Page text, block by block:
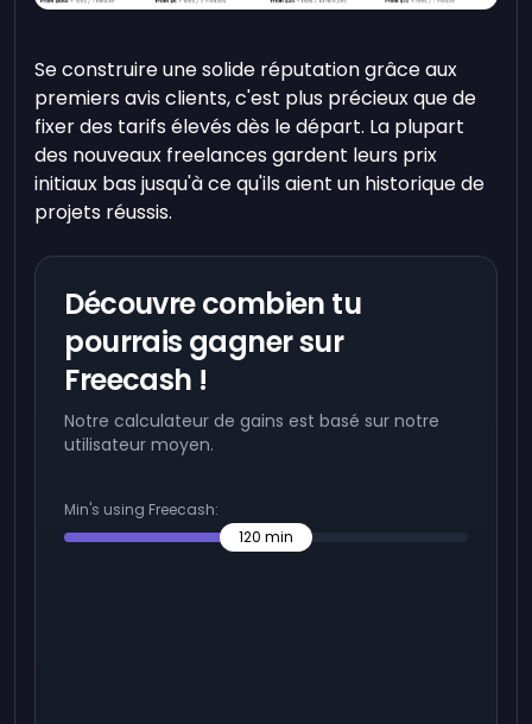
Se construire une solide réputation grâce aux
premiers avis clients, c'est plus précieux que de
fixer des tarifs élevés dès le départ. La plupart
des nouveaux freelances gardent leurs prix
initiaux bas jusqu'à ce qu'ils aient un historique de
projets réussis.
Découvre combien tu
pourrais gagner sur
Freecash !
Notre calculateur de gains est basé sur notre
utilisateur moyen.
Min's using Freecash:
120 min